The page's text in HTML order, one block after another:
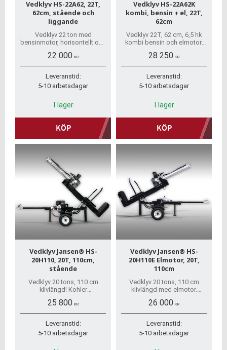
Vedklyv HS-22A62, 22T,
62cm, stående och
liggande
Vedklyv 22 ton med
bensinmotor, horisontellt och
och inga dolda avgifter!
22 000 KR
Leveranstid:
5-10 arbetsdagar
I lager
KÖP
Vedklyv HS-22A62K
kombi, bensin + el, 22T,
62cm
Vedklyv 22T, 62 cm, 6,5 hk
kombi bensin och elmotor,
Snabb leverans och inga
dolda avgifter.
28 250 KR
Leveranstid:
5-10 arbetsdagar
I lager
KÖP
Vedklyv Jansen® HS-
20H110, 20T, 110cm,
stående
Vedklyv 20 tons, 110 cm
klivlängd! Kohler
hemleverans, inga dolda
avgifter. Stort
reservdelslager.
25 800 KR
Leveranstid:
5-10 arbetsdagar
Vedklyv Jansen® HS-
20H110E Elmotor, 20T,
110cm
Vedklyv 20 tons, 110 cm
klivlängd med elmotor.
dolda avgifter. Stort
reservdelslager.
26 000 KR
Leveranstid:
5-10 arbetsdagar